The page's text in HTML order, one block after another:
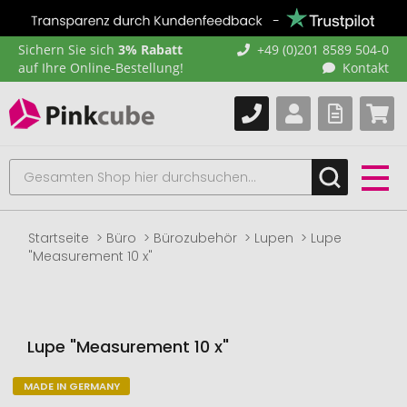
Sichern Sie sich 3% Rabatt
auf Ihre Online-Bestellung!
+49 (0)201 8589 504-0
Kontakt
Startseite Büro Bürozubehör Lupen
Lupe
"Measurement 10 x"
Lupe "Measurement 10 x"
Zum
MADE IN GERMANY